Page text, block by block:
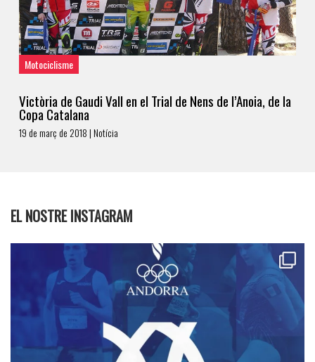
Motociclisme
Victòria de Gaudi Vall en el Trial de Nens de l’Anoia, de la
Copa Catalana
19 de març de 2018 | Notícia
EL NOSTRE INSTAGRAM